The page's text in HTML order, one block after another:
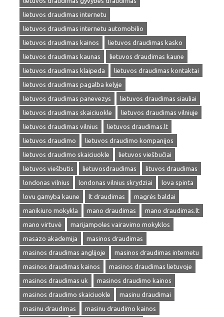
lietuvos draudimas internetu
lietuvos draudimas internetu automobilio
lietuvos draudimas kainos
lietuvos draudimas kasko
lietuvos draudimas kaunas
lietuvos draudimas kaune
lietuvos draudimas klaipeda
lietuvos draudimas kontaktai
lietuvos draudimas pagalba kelyje
lietuvos draudimas panevezys
lietuvos draudimas siauliai
lietuvos draudimas skaiciuokle
lietuvos draudimas vilniuje
lietuvos draudimas vilnius
lietuvos draudimas.lt
lietuvos draudimo
lietuvos draudimo kompanijos
lietuvos draudimo skaiciuokle
lietuvos viešbučiai
lietuvos viešbutis
lietuvosdraudimas
lituvos draudimas
londonas vilnius
londonas vilnius skrydziai
lova spinta
lovu gamyba kaune
lt draudimas
magrės baldai
manikiuro mokykla
mano draudimas
mano draudimas.lt
mano virtuvė
marijampoles vairavimo mokyklos
masazo akademija
masinos draudimas
masinos draudimas anglijoje
masinos draudimas internetu
masinos draudimas kainos
masinos draudimas lietuvoje
masinos draudimas uk
masinos draudimo kainos
masinos draudimo skaiciuokle
masinu draudimai
masinu draudimas
masinu draudimo kainos